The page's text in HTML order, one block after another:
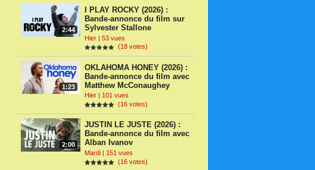
2:44
I PLAY ROCKY (2026) :
Bande-annonce du film sur
Sylvester Stallone
Hier | 53 vues
(18 votes)
1:23
OKLAHOMA HONEY (2026) :
Bande-annonce du film avec
Matthew McConaughey
Hier | 101 vues
(16 votes)
2:00
JUSTIN LE JUSTE (2026) :
Bande-annonce du film avec
Alban Ivanov
Mardi | 151 vues
(16 votes)